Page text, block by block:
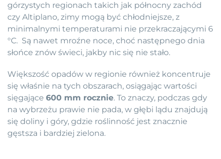
górzystych regionach takich jak północny zachód
czy Altiplano, zimy mogą być chłodniejsze, z
minimalnymi temperaturami nie przekraczającymi 6
°C. Są nawet mroźne noce, choć następnego dnia
słońce znów świeci, jakby nic się nie stało.
Większość opadów w regionie również koncentruje
się właśnie na tych obszarach, osiągając wartości
sięgające 600 mm rocznie. To znaczy, podczas gdy
na wybrzeżu prawie nie pada, w głębi lądu znajdują
się doliny i góry, gdzie roślinność jest znacznie
gęstsza i bardziej zielona.